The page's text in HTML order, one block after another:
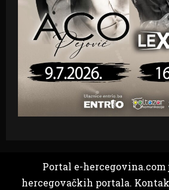
Portal e-hercegovina.com
hercegovačkih portala.